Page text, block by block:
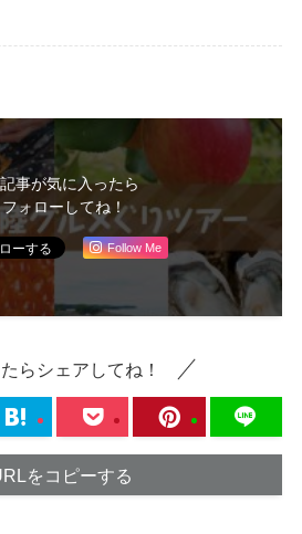
事が気に入ったら
ォローしてね！
Follow Me
らシェアしてね！
をコピーする